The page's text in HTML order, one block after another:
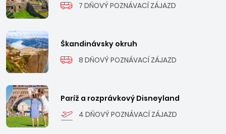
7 DŇOVÝ POZNÁVACÍ ZÁJAZD
Škandinávsky okruh
8 DŇOVÝ POZNÁVACÍ ZÁJAZD
Paríž a rozprávkový Disneyland
4 DŇOVÝ POZNÁVACÍ ZÁJAZD